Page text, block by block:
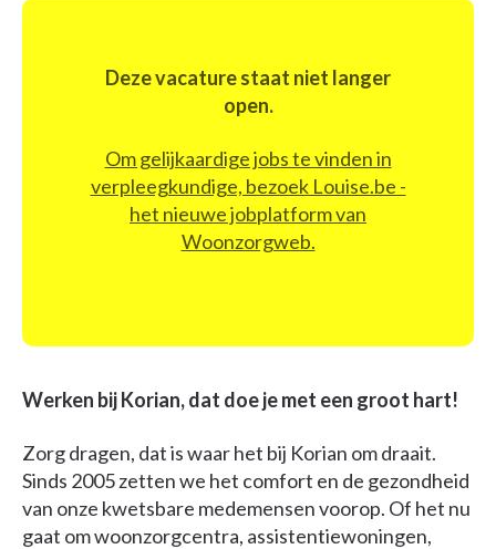
Deze vacature staat niet langer
open.
Om gelijkaardige jobs te vinden in
verpleegkundige, bezoek Louise.be -
het nieuwe jobplatform van
Woonzorgweb.
Werken bij Korian, dat doe je met een groot hart!
Zorg dragen, dat is waar het bij Korian om draait.
Sinds 2005 zetten we het comfort en de gezondheid
van onze kwetsbare medemensen voorop. Of het nu
gaat om woonzorgcentra, assistentiewoningen,